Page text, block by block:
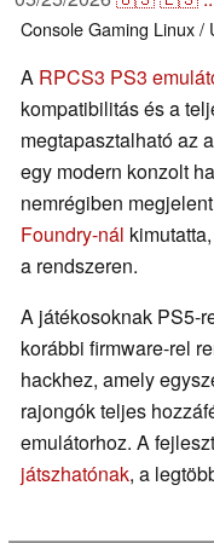
ConsoleGaming Linux /
A RPCS3 PS3
kompatibilitás és a
megtapasztalható az
egy modern konzolt
nemrégiben megjelent
Foundry-nál
a rendszeren.
A játékosoknak PS5-
korábbi firmware-rel
hackhez, amely
rajongók teljes
emulátorhoz. A
játszhatónak, a